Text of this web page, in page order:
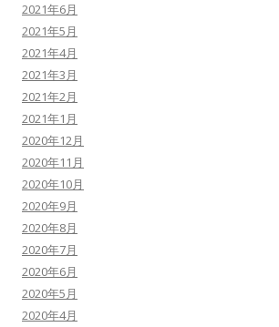
2021年6月
2021年5月
2021年4月
2021年3月
2021年2月
2021年1月
2020年12月
2020年11月
2020年10月
2020年9月
2020年8月
2020年7月
2020年6月
2020年5月
2020年4月